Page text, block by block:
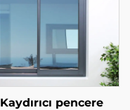
Kaydırıcı pencere